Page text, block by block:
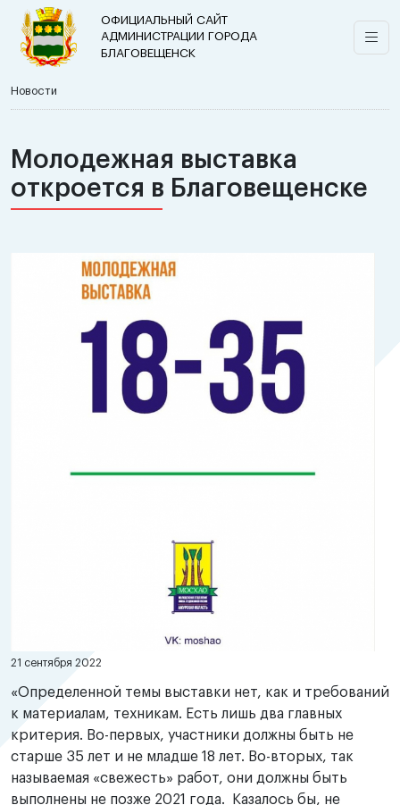
ОФИЦИАЛЬНЫЙ САЙТ
АДМИНИСТРАЦИИ ГОРОДА
БЛАГОВЕЩЕНСК
Новости
Молодежная выставка
откроется в Благовещенске
21 сентября 2022
«Определенной темы выставки нет, как и требований
к материалам, техникам. Есть лишь два главных
критерия. Во-первых, участники должны быть не
старше 35 лет и не младше 18 лет. Во-вторых, так
называемая «свежесть» работ, они должны быть
выполнены не позже 2021 года. Казалось бы, не